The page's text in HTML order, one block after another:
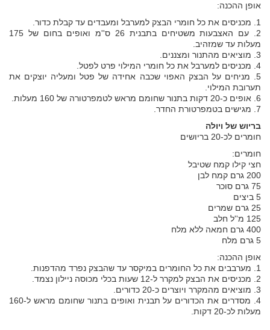
אופן ההכנה:
1. מכניסים את כל חומרי הבצק למערבל ומעבדים עד קבלת כדור.
2. עם האצבעות משטיחים בתבנית 26 ס''מ ואופים בחום של 175
מעלות עד שמזהיב.
3. מוציאים מהתנור ומצננים.
4. מכניסים למערבל את כל חומרי המילוי פרט לפטל.
5. מניחים על הבצק האפוי שכבה אחידה של פטל ומעליה יוצקים את
תערובת המילוי.
6. אופים כ-20 דקות בתנור שחומם מראש לטמפרטורה של 160 מעלות.
7. מגישים בטמפרטורת החדר.
בריוש של ויולה
חומרים לכ-20 בריושים
חומרים:
חצי קילו קמח שטיבל
200 גרם קמח לבן
75 גרם סוכר
5 ביצים
25 גרם שמרים
125 מ''ל חלב
400 גרם חמאה ללא מלח
5 גרם מלח
אופן ההכנה:
1. מערבבים את כל החומרים במיקסר עד שהבצק נפרד מהדפנות.
2. מכניסים את הבצק למקרר ל-12 שעות בכלי מכוסה ניילון נצמד.
3. מוציאים מהמקרר ויוצרים כ-20 כדורים.
4. מסדרים את הכדורים על תבנית ואופים בתנור שחומם מראש ל-160
מעלות לכ-20 דקות.